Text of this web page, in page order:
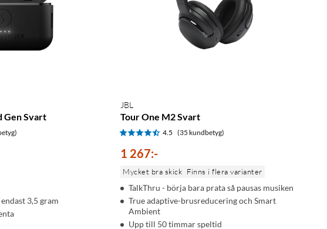
Gen Svart
3,5 gram
JBL
Tour One M2 Svart
4.5 (35 kundbetyg)
1 267:-
Mycket bra skick Finns i flera varianter
TalkThru - börja bara prata så pausas musiken
True adaptive-brusreducering och Smart
Ambient
Upp till 50 timmar speltid